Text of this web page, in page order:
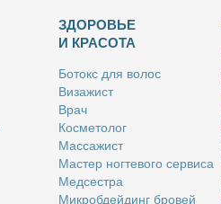
ЗДОРОВЬЕ
И КРАСОТА
Бо­токс для во­лос
Ви­за­жист
Врач
Кос­ме­то­лог
Мас­са­жист
Ма­стер ног­те­во­го сер­ви­са
Мед­сест­ра
Мик­роб­дей­динг бро­вей